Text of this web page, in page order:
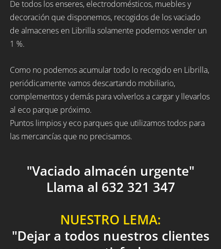
De todos los enseres, electrodomésticos, muebles y
decoración que disponemos, recogidos de los vaciado
de almacenes en Librilla solamente podemos vender un
1 %.
Como no podemos acumular todo lo recogido en Librilla,
periódicamente vamos descartando mobiliario,
complementos y demás para volverlos a cargar y llevarlos
al eco parque próximo.
Puntos limpios y eco parques que utilizamos todos para
las mercancías que no precisamos.
"Vaciado almacén urgente"
Llama al 632 321 347
NUESTRO LEMA:
"Dejar a todos nuestros clientes